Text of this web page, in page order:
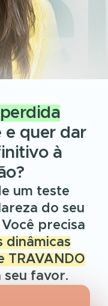
e quer dar
à
um teste
do seu
precisa
dinâmicas
TRAVANDO
seu favor.